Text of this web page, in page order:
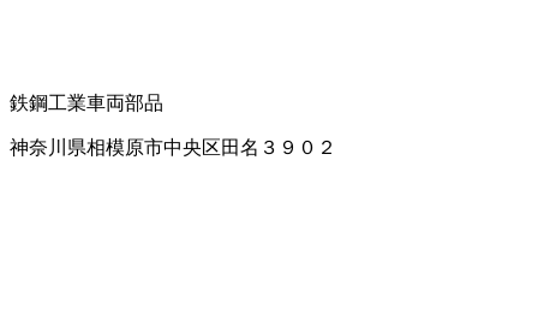
鉄鋼工業車両部品
神奈川県相模原市中央区田名３９０２